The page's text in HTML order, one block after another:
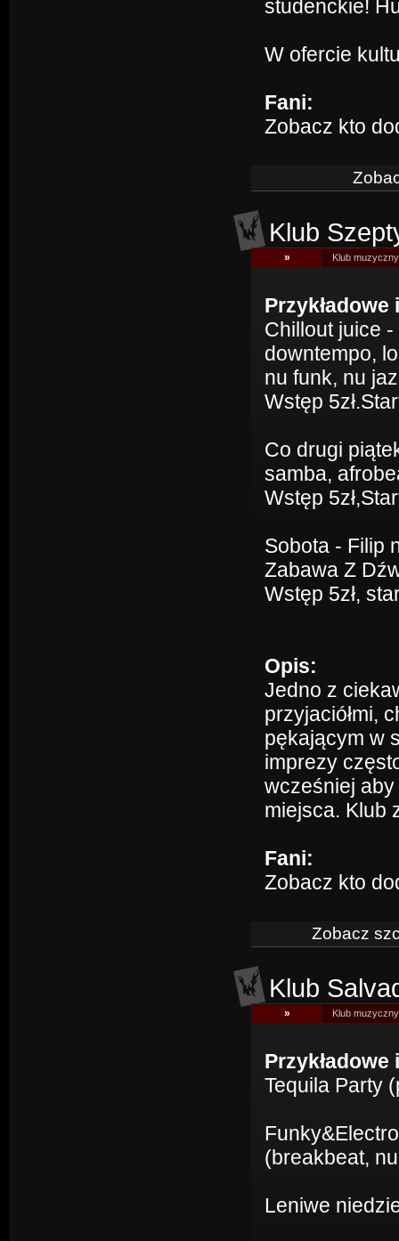
studenckie!
W ofercie
Fani:
Zobacz kto
Klub
» Klub
Przykładowe
Chillout juice
downtempo,
nu funk, nu
Wstęp
Co drugi
samba,
Wstęp
Sobota - Filip
Zabawa Z
Wstęp 5zł,
Opis:
Jedno z
przyjaciółmi,
pękającym w
imprezy
wcześniej
miejsca. Klub
Fani:
Zobacz kto
Zobacz
Klub
» Klub
Przykładowe
Tequila Party
(breakbeat,
Leniwe